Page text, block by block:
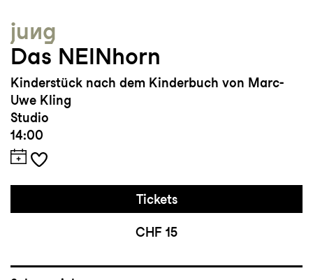
jung
Das NEINhorn
Kinderstück nach dem Kinderbuch von Marc-
Uwe Kling
Studio
14:00
Tickets
CHF 15